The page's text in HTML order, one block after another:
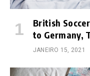
British
to Germany,
JANEIRO 15, 2021